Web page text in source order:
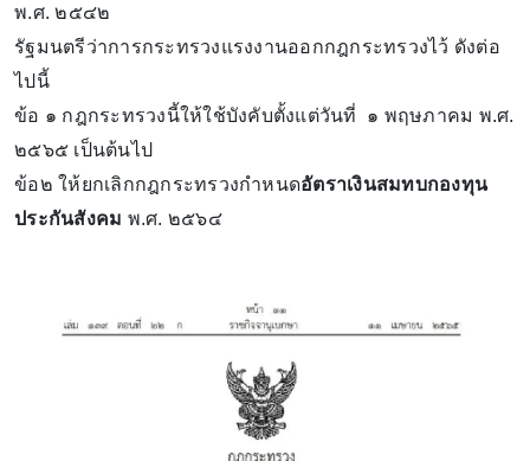
พ.ศ. ๒๕๔๒
รัฐมนตรีว่าการกระทรวงแรงงานออกกฎกระทรวงไว้ ดังต่อ
ไปนี้
ข้อ ๑ กฎกระทรวงนี้ให้ใช้บังคับตั้งแต่วันที่ ๑ พฤษภาคม พ.ศ.
๒๕๖๕ เป็นต้นไป
ข้อ๒ ให้ยกเลิกกฎกระทรวงกำหนดอัตราเงินสมทบกองทุน
ประกันสังคม พ.ศ. ๒๕๖๔